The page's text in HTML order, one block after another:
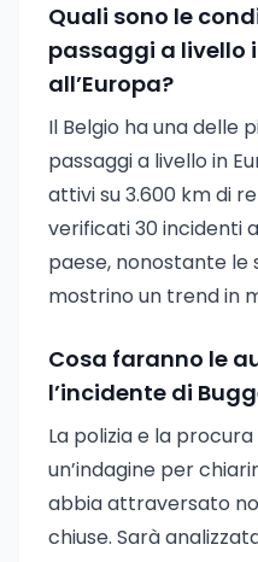
Quali sono le
passaggi a livello
all’Europa?
Il Belgio ha una delle
passaggi a livello in
attivi su 3.600 km di
verificati 30 incidenti
paese, nonostante
mostrino un trend in
Cosa faranno le
l’incidente di
La polizia e la
un’indagine per
abbia attraversato
chiuse. Sarà